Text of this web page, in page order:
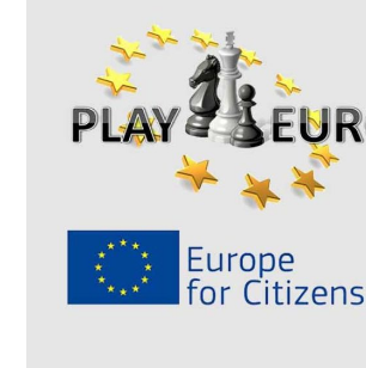
Play Europe
#Progetti Gestiti